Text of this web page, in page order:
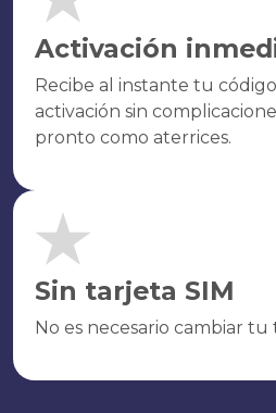
Activación
Recibe al instante tu
activación sin
pronto como aterrices.
Sin tarjeta SIM
No es necesario cambiar tu